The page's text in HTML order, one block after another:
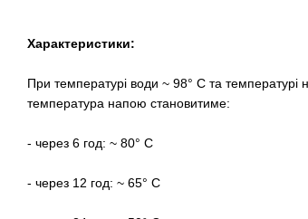
Характеристики:
При температурі води ~ 98° C та
температура напою становитиме:
- через 6 год: ~ 80° C
- через 12 год: ~ 65° C